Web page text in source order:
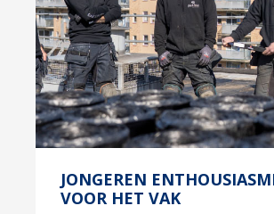
JONGEREN
VOOR HET VAK